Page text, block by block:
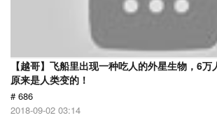
【越哥】飞船里出现一种吃人的外星生物，6
原来是人类变的！
# 686
2018-09-02 03:14